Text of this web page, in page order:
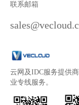
联系邮箱
云网及IDC服务提供
业专线服务。